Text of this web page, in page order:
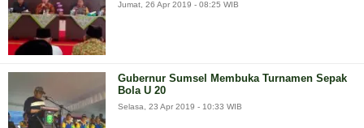
Jumat, 26 Apr 2019 - 08:25 WIB
Gubernur Sumsel Membuka Turnamen Sepak
Bola U 20
Selasa, 23 Apr 2019 - 10:33 WIB